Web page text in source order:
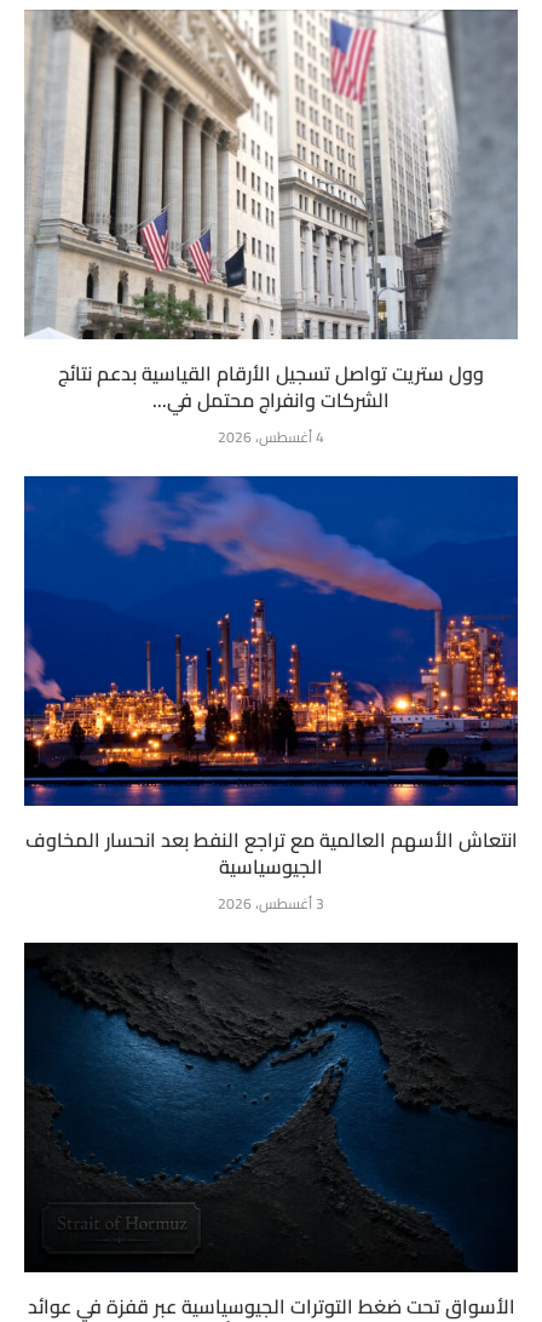
وول ستريت تواصل تسجيل الأرقام القياسية بدعم نتائج
الشركات وانفراج محتمل في...
4 أغسطس، 2026
انتعاش الأسهم العالمية مع تراجع النفط بعد انحسار المخاوف
الجيوسياسية
3 أغسطس، 2026
الأسواق تحت ضغط التوترات الجيوسياسية عبر قفزة في عوائد